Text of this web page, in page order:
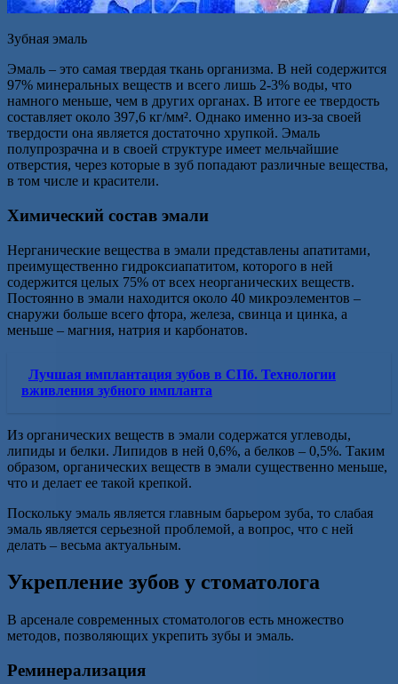
Зубная эмаль
Эмаль – это самая твердая ткань организма. В ней содержится
97% минеральных веществ и всего лишь 2-3% воды, что
намного меньше, чем в других органах. В итоге ее твердость
составляет около 397,6 кг/мм². Однако именно из-за своей
твердости она является достаточно хрупкой. Эмаль
полупрозрачна и в своей структуре имеет мельчайшие
отверстия, через которые в зуб попадают различные вещества,
в том числе и красители.
Химический состав эмали
Нерганические вещества в эмали представлены апатитами,
преимущественно гидроксиапатитом, которого в ней
содержится целых 75% от всех неорганических веществ.
Постоянно в эмали находится около 40 микроэлементов –
снаружи больше всего фтора, железа, свинца и цинка, а
меньше – магния, натрия и карбонатов.
Лучшая имплантация зубов в СПб. Технологии
вживления зубного импланта
Из органических веществ в эмали содержатся углеводы,
липиды и белки. Липидов в ней 0,6%, а белков – 0,5%. Таким
образом, органических веществ в эмали существенно меньше,
что и делает ее такой крепкой.
Поскольку эмаль является главным барьером зуба, то слабая
эмаль является серьезной проблемой, а вопрос, что с ней
делать – весьма актуальным.
Укрепление зубов у стоматолога
В арсенале современных стоматологов есть множество
методов, позволяющих укрепить зубы и эмаль.
Реминерализация